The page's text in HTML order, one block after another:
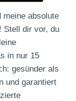
meine absolute
Stell dir vor, du
in nur 15
gesünder als
und garantiert